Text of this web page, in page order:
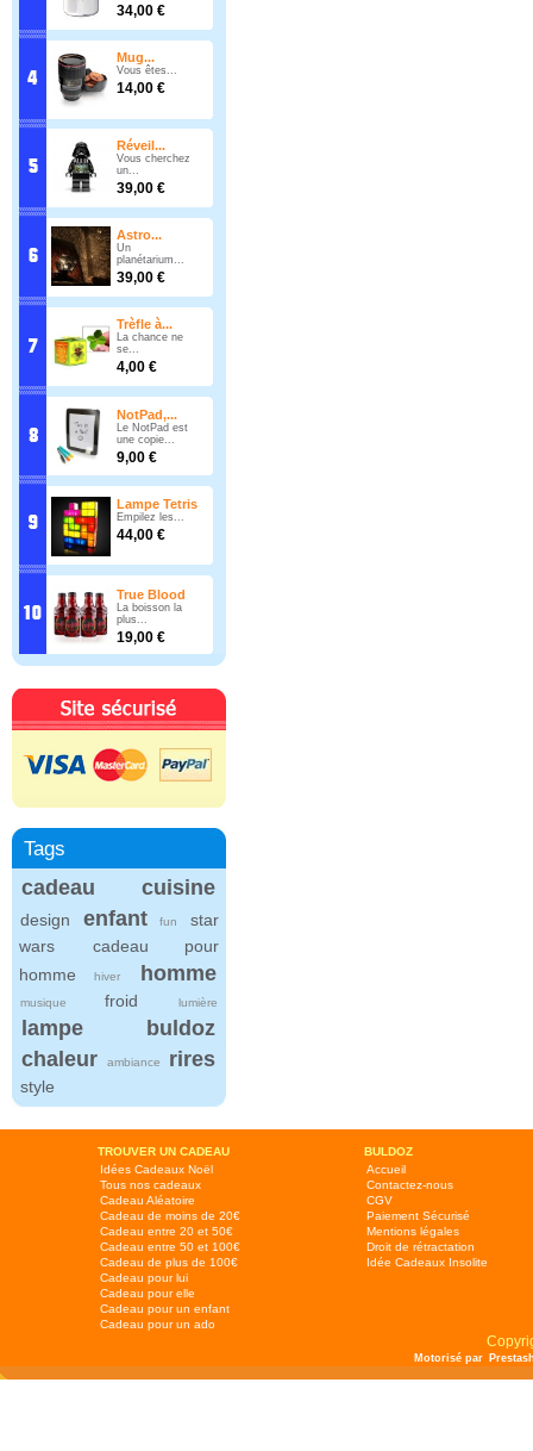
34,00 €
Mug...
Vous êtes...
14,00 €
Réveil...
Vous cherchez
un...
39,00 €
Astro...
Un
planétarium...
39,00 €
Trèfle à...
La chance ne
se...
4,00 €
NotPad,...
Le NotPad est
une copie...
9,00 €
Lampe Tetris
Empilez les...
44,00 €
True Blood
La boisson la
plus...
19,00 €
Tags
cadeau cuisine
design enfant fun
star
wars
cadeau pour
homme
hiver homme
musique froid lumière
lampe
buldoz
chaleur
ambiance rires
style
TROUVER UN CADEAU
BULDOZ
Idées Cadeaux Noël
Tous nos cadeaux
Cadeau Aléatoire
Cadeau de moins de 20€
Cadeau entre 20 et 50€
Cadeau entre 50 et 100€
Cadeau de plus de 100€
Cadeau pour lui
Cadeau pour elle
Cadeau pour un enfant
Cadeau pour un ado
Accueil
Contactez-nous
CGV
Paiement Sécurisé
Mentions légales
Droit de rétractation
Idée Cadeaux Insolite
Motorisé par